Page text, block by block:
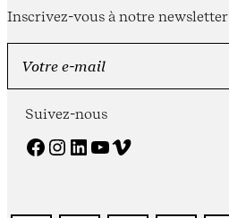
Inscrivez-vous à notre newsletter
Suivez-nous
Facebook Instagram LinkedIn YouTube Vimeo